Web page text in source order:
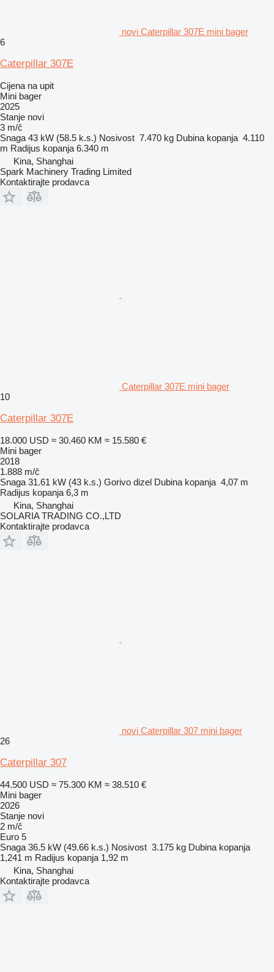
novi Caterpillar 307E mini bager
6
Caterpillar 307E
Cijena na upit
Mini bager
2025
Stanje novi
3 m/č
Snaga 43 kW (58.5 k.s.) Nosivost 7.470 kg Dubina kopanja 4.110
m Radijus kopanja 6.340 m
Kina, Shanghai
Spark Machinery Trading Limited
Kontaktirajte prodavca
Caterpillar 307E mini bager
10
Caterpillar 307E
18.000 USD ≈ 30.460 KM ≈ 15.580 €
Mini bager
2018
1.888 m/č
Snaga 31.61 kW (43 k.s.) Gorivo dizel Dubina kopanja 4,07 m
Radijus kopanja 6,3 m
Kina, Shanghai
SOLARIA TRADING CO.,LTD
Kontaktirajte prodavca
novi Caterpillar 307 mini bager
26
Caterpillar 307
44.500 USD ≈ 75.300 KM ≈ 38.510 €
Mini bager
2026
Stanje novi
2 m/č
Euro 5
Snaga 36.5 kW (49.66 k.s.) Nosivost 3.175 kg Dubina kopanja
1,241 m Radijus kopanja 1,92 m
Kina, Shanghai
Kontaktirajte prodavca